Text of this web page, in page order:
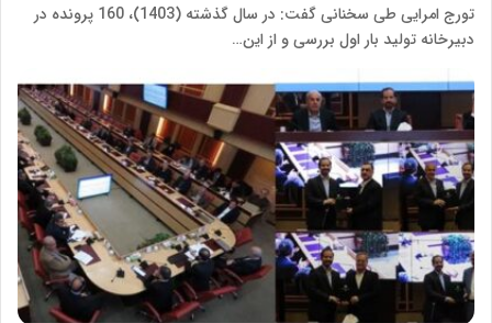
تورج امرایی طی سخنانی گفت: در سال گذشته (1403)، 160 پرونده در
دبیرخانه تولید بار اول بررسی و از این…